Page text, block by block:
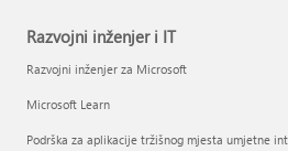
Razvojni inženjer i IT
Razvojni inženjer za Microsoft
Microsoft Learn
Podrška za aplikacije tržišnog mjesta umjetne